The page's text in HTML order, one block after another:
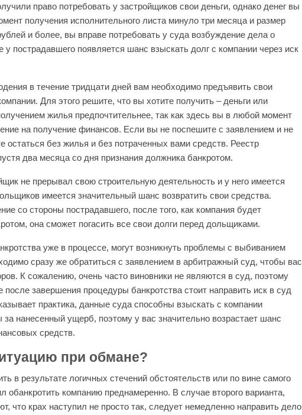
право потребовать у застройщиков свои деньги, однако денег вы
получения исполнительного листа минуло три месяца и размер
и более, вы вправе потребовать у суда возбуждение дела о
у пострадавшего появляется шанс взыскать долг с компании через иск
в течение тридцати дней вам необходимо предъявить свои
Для этого решите, что вы хотите получить – деньги или
жилья предпочтительнее, так как здесь вы в любой момент
на получение финансов. Если вы не поспешите с заявлением и не
остаться без жилья и без потраченных вами средств. Реестр
два месяца со дня признания должника банкротом.
не прерывал свою строительную деятельность и у него имеется
имеется значительный шанс возвратить свои средства.
со стороны пострадавшего, после того, как компания будет
она сможет погасить все свои долги перед дольщиками.
уже в процессе, могут возникнуть проблемы с выбиванием
сразу же обратиться с заявлением в арбитражный суд, чтобы вас
К сожалению, очень часто виновники не являются в суд, поэтому
завершения процедуры банкротства стоит направить иск в суд
практика, данные суда способны взыскать с компании
нанесенный ущерб, поэтому у вас значительно возрастает шанс
средств.
при обмане?
в результате логичных стечений обстоятельств или по вине самого
обанкротить компанию преднамеренно. В случае второго варианта,
что крах наступил не просто так, следует немедленно направить дело